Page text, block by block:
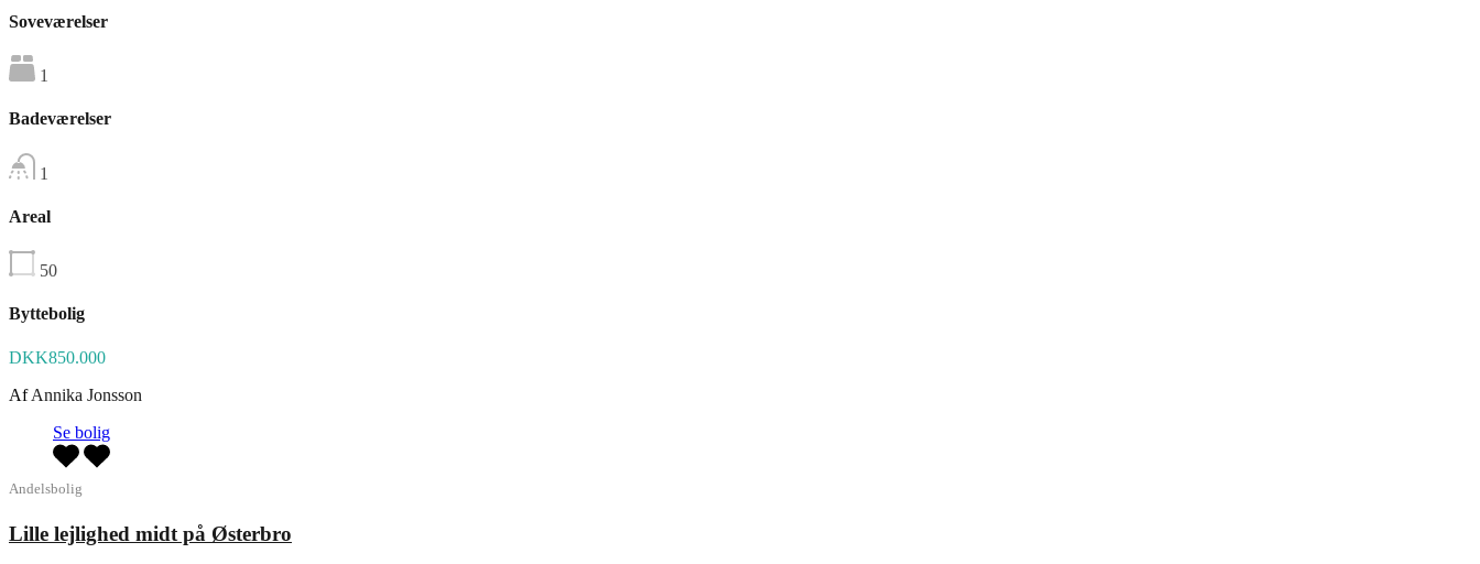
Soveværelser
1
Badeværelser
1
Areal
50
Byttebolig
DKK850.000
AfAnnika Jonsson
Se bolig
Andelsbolig
Lille lejlighed midt på Østerbro